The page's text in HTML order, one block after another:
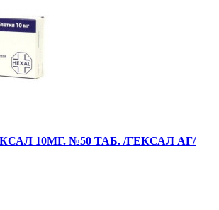
10МГ. №50 ТАБ. /ГЕКСАЛ АГ/